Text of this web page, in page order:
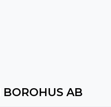
BOROHUS AB